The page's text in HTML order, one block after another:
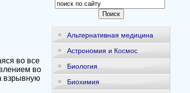
во все
во
взрывную
Альтернативная медицина
Астрономия и Космос
Биология
Биохимия